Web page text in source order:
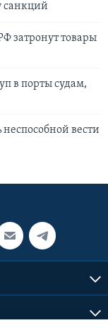
санкций
затронут товары
в порты судам,
неспособной вести